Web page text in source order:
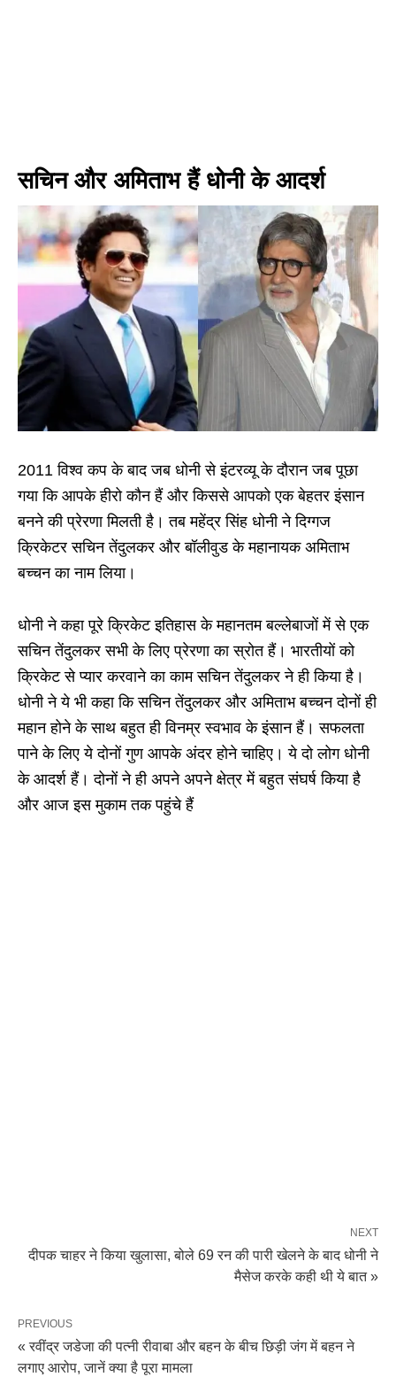
सचिन और अमिताभ हैं धोनी के आदर्श
2011 विश्व कप के बाद जब धोनी से इंटरव्यू के दौरान जब पूछा
गया कि आपके हीरो कौन हैं और किससे आपको एक बेहतर इंसान
बनने की प्रेरणा मिलती है। तब महेंद्र सिंह धोनी ने दिग्गज
क्रिकेटर सचिन तेंदुलकर और बॉलीवुड के महानायक अमिताभ
बच्चन का नाम लिया।
धोनी ने कहा पूरे क्रिकेट इतिहास के महानतम बल्लेबाजों में से एक
सचिन तेंदुलकर सभी के लिए प्रेरणा का स्रोत हैं। भारतीयों को
क्रिकेट से प्यार करवाने का काम सचिन तेंदुलकर ने ही किया है।
धोनी ने ये भी कहा कि सचिन तेंदुलकर और अमिताभ बच्चन दोनों ही
महान होने के साथ बहुत ही विनम्र स्वभाव के इंसान हैं। सफलता
पाने के लिए ये दोनों गुण आपके अंदर होने चाहिए। ये दो लोग धोनी
के आदर्श हैं। दोनों ने ही अपने अपने क्षेत्र में बहुत संघर्ष किया है
और आज इस मुकाम तक पहुंचे हैं
NEXT
दीपक चाहर ने किया खुलासा, बोले 69 रन की पारी खेलने के बाद धोनी ने
मैसेज करके कही थी ये बात »
PREVIOUS
« रवींद्र जडेजा की पत्नी रीवाबा और बहन के बीच छिड़ी जंग में बहन ने
लगाए आरोप, जानें क्या है पूरा मामला